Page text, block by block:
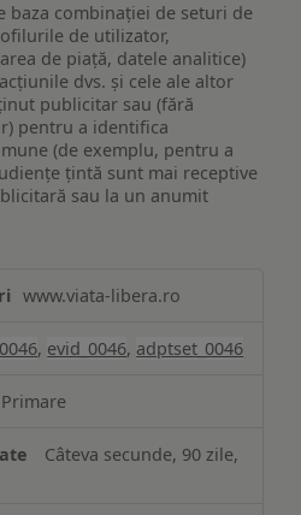
baza combinației de seturi de
de utilizator,
de piață, datele analitice)
dvs. și cele ale altor
publicitar sau (fără
pentru a identifica
(de exemplu, pentru a
țintă sunt mai receptive
sau la un anumit
www.viata-libera.ro
, evid_0046, adptset_0046
Primare
Câteva secunde, 90 zile,